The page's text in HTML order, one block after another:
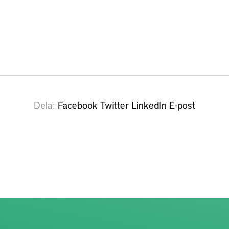
Dela Facebook Twitter LinkedIn E-post